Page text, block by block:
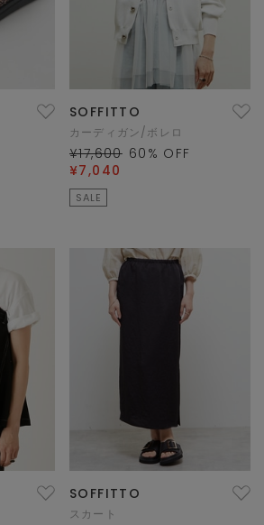
SOFFITTO
カーディガン/ボレロ
¥17,600 60 % OFF
¥7,040
SALE
SOFFITTO
スカート